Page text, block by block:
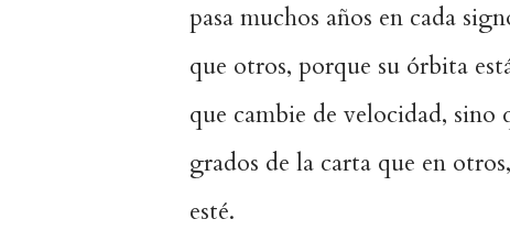
pasa muchos años en cada
que otros, porque su órbita
que cambie de velocidad, sino
grados de la carta que en
esté.